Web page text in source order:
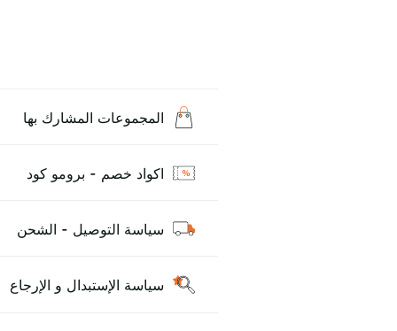
المجموعات المشارك بها
اكواد خصم - برومو كود
سياسة التوصيل - الشحن
سياسة الإستبدال و الإرجاع